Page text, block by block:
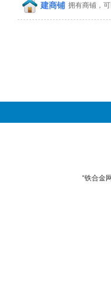
建商铺 拥有商铺，
“铁合金